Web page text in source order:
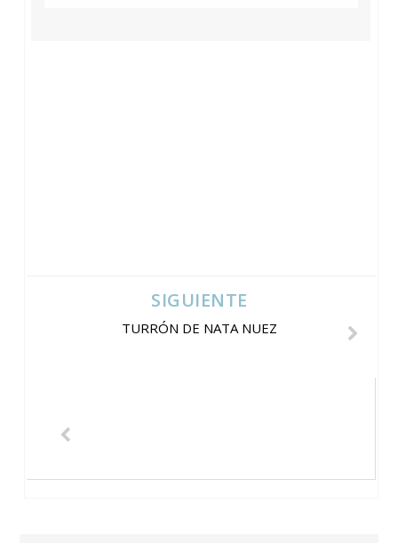
SIGUIENTE
TURRÓN DE NATA NUEZ